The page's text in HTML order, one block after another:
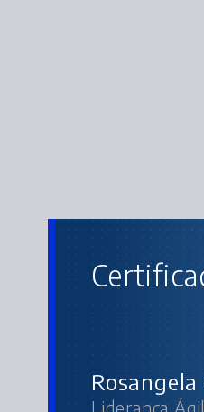
Liderança